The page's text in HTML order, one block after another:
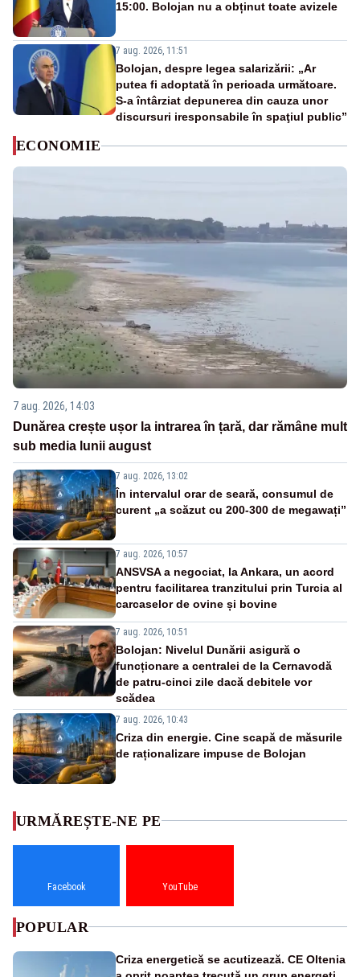
15:00. Bolojan nu a obținut toate avizele
7 aug. 2026, 11:51
Bolojan, despre legea salarizării: „Ar
putea fi adoptată în perioada următoare.
S-a întârziat depunerea din cauza unor
discursuri iresponsabile în spaţiul public”
ECONOMIE
7 aug. 2026, 14:03
Dunărea crește ușor la intrarea în țară, dar rămâne mult
sub media lunii august
7 aug. 2026, 13:02
În intervalul orar de seară, consumul de
curent „a scăzut cu 200-300 de megawați”
7 aug. 2026, 10:57
ANSVSA a negociat, la Ankara, un acord
pentru facilitarea tranzitului prin Turcia al
carcaselor de ovine și bovine
7 aug. 2026, 10:51
Bolojan: Nivelul Dunării asigură o
funcționare a centralei de la Cernavodă
de patru-cinci zile dacă debitele vor
scădea
7 aug. 2026, 10:43
Criza din energie. Cine scapă de măsurile
de raționalizare impuse de Bolojan
URMĂREȘTE-NE PE
Facebook YouTube
POPULAR
Criza energetică se acutizează. CE Oltenia